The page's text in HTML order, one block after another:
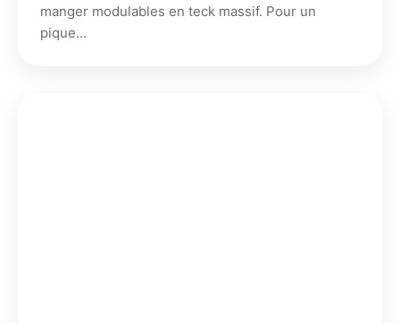
manger modulables en teck massif. Pour un
pique…